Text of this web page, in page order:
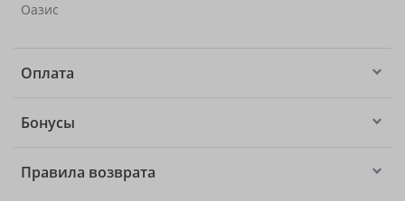
Оазис
Оплата
Бонусы
Правила возврата